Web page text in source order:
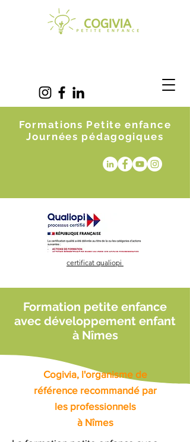
Formations Petite enfance
Journées pédagogiques
certificat qualiopi
Formation petite enfance
avec développement enfant
à Nîmes
Cogivia, l'organisme de
référence recommandé par
les professionnels
à Nîmes